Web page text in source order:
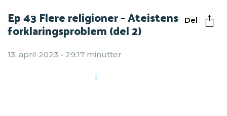
Del
Ep 43 Flere religioner – Ateistens
forklaringsproblem (del 2)
13. april 2023 - 29:17 minutter